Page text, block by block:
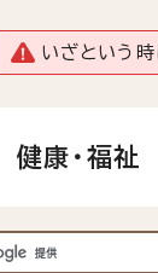
いざという時
健康・福祉